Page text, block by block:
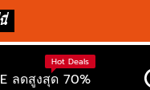
ลดสูงสุด 70%
Hot Deals